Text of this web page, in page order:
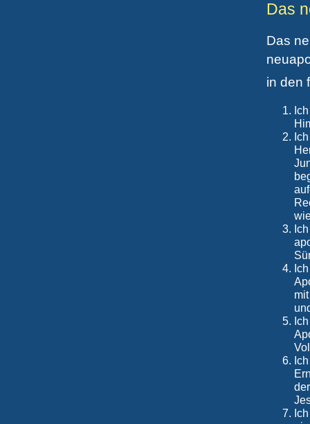
Das
Das
in den